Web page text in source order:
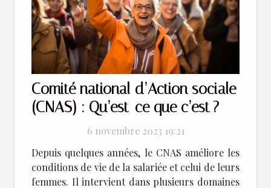
Comité national d’Action sociale
(CNAS) : Qu’est-ce que c’est ?
6 novembre 2023 19:21
Depuis quelques années, le CNAS améliore les
conditions de vie de la salariée et celui de leurs
femmes. Il intervient dans plusieurs domaines